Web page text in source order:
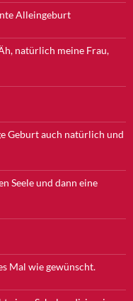
Alleingeburt
natürlich meine Frau,
Geburt auch natürlich und
Seele und dann eine
Mal wie gewünscht.